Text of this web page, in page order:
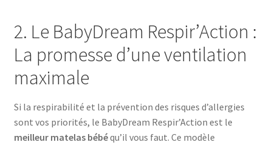
2. Le BabyDream Respir’Action :
La promesse d’une ventilation
maximale
Si la respirabilité et la prévention des risques d’allergies
sont vos priorités, le BabyDream Respir’Action est le
meilleur matelas bébéqu’il vous faut. Ce modèle